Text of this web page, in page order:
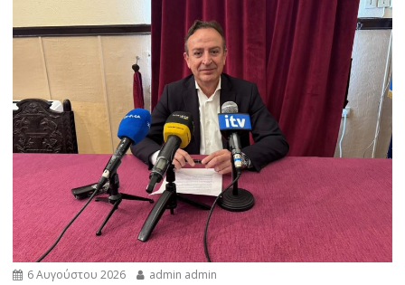
6 Αυγούστου 2026 admin admin